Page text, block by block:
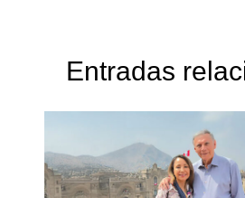
Entradas